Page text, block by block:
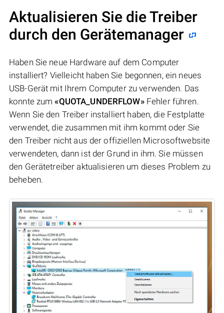
Aktualisieren Sie die Treiber
durch den Gerätemanager
Haben Sie neue Hardware auf dem Computer
installiert? Vielleicht haben Sie begonnen, ein neues
USB-Gerät mit Ihrem Computer zu verwenden. Das
konnte zum«QUOTA_UNDERFLOW»Fehler führen.
Wenn Sie den Treiber installiert haben, die Festplatte
verwendet, die zusammen mit ihm kommt oder Sie
den Treiber nicht aus der offiziellen Microsoftwebsite
verwendeten, dann ist der Grund in ihm. Sie müssen
den Gerätetreiber aktualisieren um dieses Problem zu
beheben.